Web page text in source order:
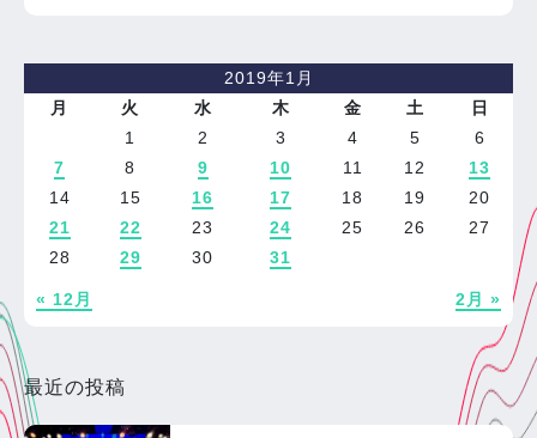
2019年1月
月
火 水 木 金 土 日
« 12月 2月 »
1 2 3 4 5
6
7
8 9 10 11 12
13
14
15 16 17 18 19
20
21
22 23 24 25 26
27
28
29 30 31
最近の投稿